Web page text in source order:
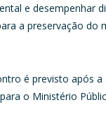
e desempenhar
a preservação do
é previsto após a
o Ministério